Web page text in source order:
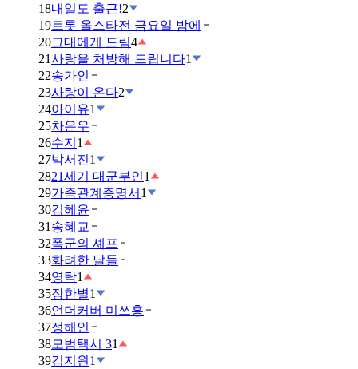
18내일도 출근!2
19트롯 올스타전 금요일 밤에
20그대에게 드림4
21사랑을 처방해 드립니다1
22송가인
23사랑이 온다2
24아이유1
25차은우
26수지 1
27박서진1
2821세기 대군부인1
29가족관계증명서 1
30김혜윤
31 송혜교
32폭군의 셰프
33화려한 날들
34영탁1
35장한별1
36언더커버 미쓰홍
37정해인
38모범택시 31
39김지원 1